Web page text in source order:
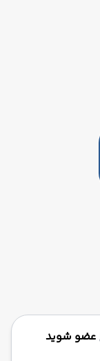
عضو شوید